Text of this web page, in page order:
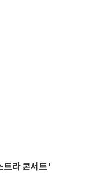
트라 콘서트'